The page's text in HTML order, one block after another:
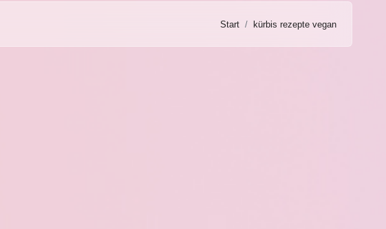
Start kürbis rezepte vegan